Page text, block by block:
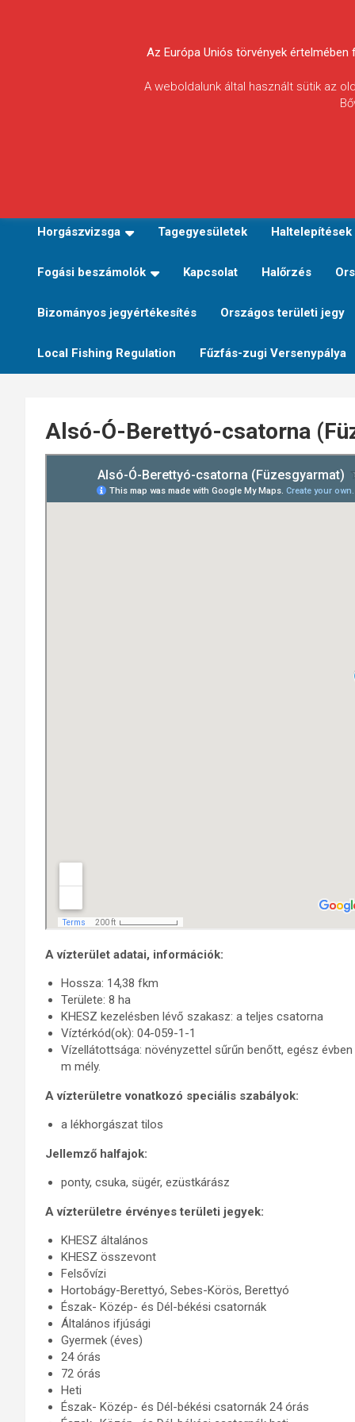
Körösvidéki Horgász
Egyesületek
Horgászvizsga Tagegyesületek Haltelepítések
Fogási beszámolók Kapcsolat Halőrzés
Bizományos jegyértékesítés Országos területi jegy
Local Fishing Regulation Fűzfás-zugi Versenypálya
Alsó-Ó-Berettyó-csatorna
A vízterület adatai, információk:
Hossza: 14,38 fkm
Területe: 8 ha
KHESZ kezelésben lévő szakasz: a teljes csatorna
Víztérkód(ok): 04-059-1-1
Vízellátottsága: növényzettel sűrűn benőtt, egész
m mély.
A vízterületre vonatkozó speciális szabályok:
a lékhorgászat tilos
Jellemző halfajok:
ponty, csuka, sügér, ezüstkárász
A vízterületre érvényes területi jegyek:
KHESZ általános
KHESZ összevont
Felsővízi
Hortobágy-Berettyó, Sebes-Körös, Berettyó
Észak- Közép- és Dél-békési csatornák
Általános ifjúsági
Gyermek (éves)
24 órás
72 órás
Heti
Észak- Közép- és Dél-békési csatornák 24 órás
Az Európa Uniós törvények értelmében
A weboldalunk által használt sütik az